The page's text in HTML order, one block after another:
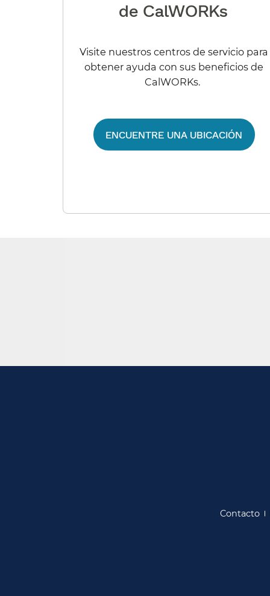
de CalWORKs​​
Visite nuestros centros de servicio para
obtener ayuda con sus beneficios de
CalWORKs.​​
ENCUENTRE UNA UBICACIÓN​​
Contacto​​